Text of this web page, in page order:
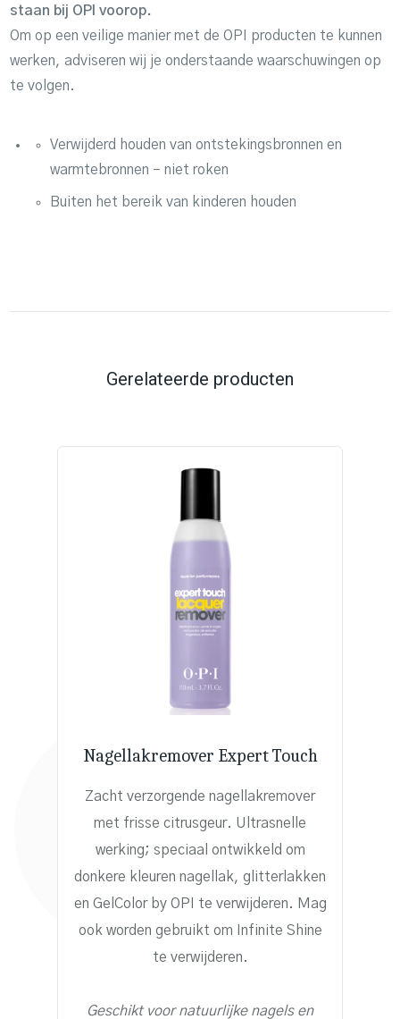
staan bij OPI voorop.
Om op een veilige manier met de OPI producten te kunnen
werken, adviseren wij je onderstaande waarschuwingen op
te volgen.
Verwijderd houden van ontstekingsbronnen en
warmtebronnen – niet roken
Buiten het bereik van kinderen houden
Gerelateerde producten
Nagellakremover Expert Touch
Zacht verzorgende nagellakremover
met frisse citrusgeur. Ultrasnelle
werking; speciaal ontwikkeld om
donkere kleuren nagellak, glitterlakken
en GelColor by OPI te verwijderen. Mag
ook worden gebruikt om Infinite Shine
te verwijderen.
Geschikt voor natuurlijke nagels en